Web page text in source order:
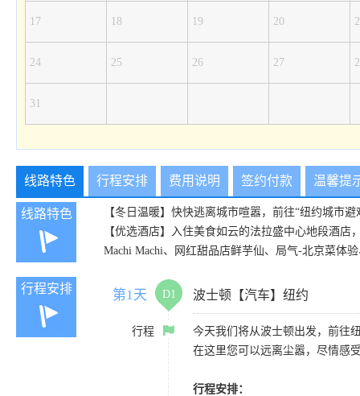
17 18 19 20
24 25 26 27
31
线路特色 行程安排 费用说明 签约付款 温馨提
线路特色
【冬日温暖】快快逃离城市喧嚣，前往“纽约城市
【优选酒店】入住美食如云的法拉盛中心地段酒
Machi Machi、网红甜品店鲜芋仙、局气-北京菜体
行程安排 第1天 D1 波士顿【汽车】纽约
行程
今天我们将从波士顿出发，前往
在这里您可以远离尘嚣，尽情感
行程安排：